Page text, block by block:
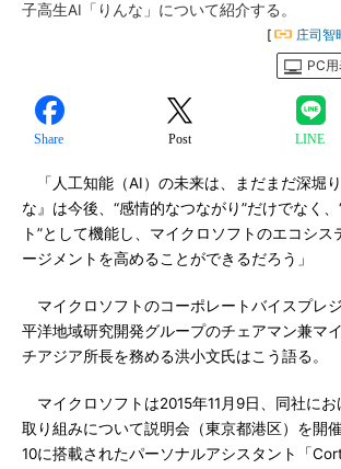
子高生AI「りんな」について紹介する。
[ 庄司智
PC
Share Post LINE
「人工知能（AI）の未来は、まだまだ深堀
な』は今後、“感情的なつながり”だけでなく
ト”として機能し、マイクロソフトのエコシ
ージメントを高めることができるだろう」
マイクロソフトのコーポレートバイスプレ
平洋地域研究開発グループのチェアマン兼マ
チアジア所長を務める洪小文氏はこう語る。
マイクロソフトは2015年11月9日、同社に
取り組みについて説明会（東京都港区）を開
10に搭載されたパーソナルアシスタント「